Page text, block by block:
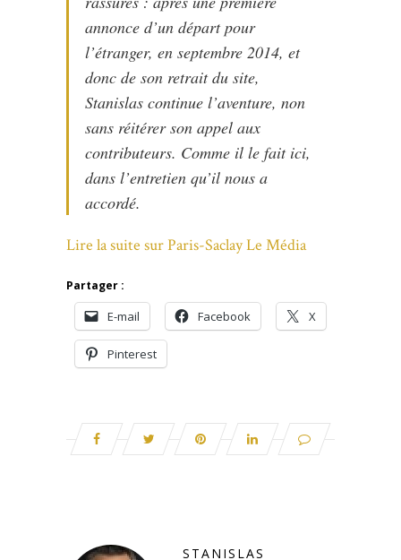
annonce d’un départ pour
l’étranger, en septembre 2014, et
donc de son retrait du site,
Stanislas continue l’aventure, non
sans réitérer son appel aux
contributeurs. Comme il le fait ici,
dans l’entretien qu’il nous a
accordé.
Lire la suite sur Paris-Saclay Le Média
Partager :
E-mail Facebook X
Pinterest
STANISLAS